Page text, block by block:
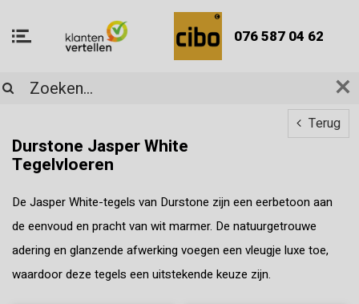
076 587 04 62
Terug
Durstone Jasper White
Tegelvloeren
De Jasper White-tegels van Durstone zijn een eerbetoon aan
de eenvoud en pracht van wit marmer. De natuurgetrouwe
adering en glanzende afwerking voegen een vleugje luxe toe,
waardoor deze tegels een uitstekende keuze zijn.